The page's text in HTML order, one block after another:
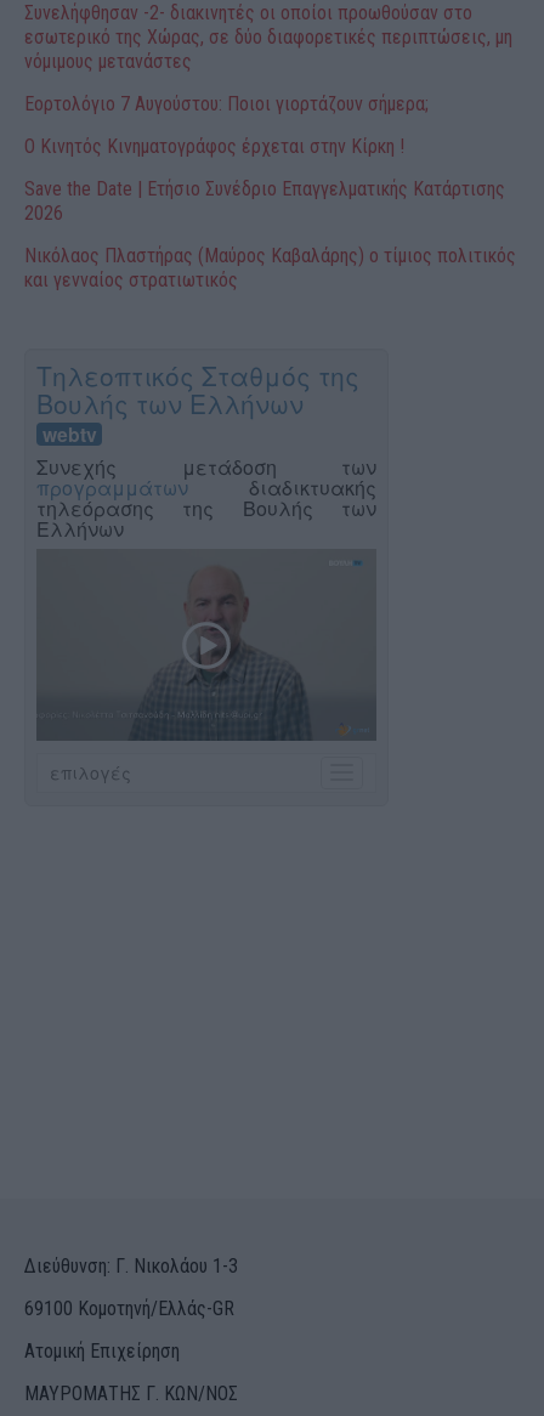
Συνελήφθησαν -2- διακινητές οι οποίοι προωθούσαν στο
εσωτερικό της Χώρας, σε δύο διαφορετικές περιπτώσεις, μη
νόμιμους μετανάστες
Εορτολόγιο 7 Αυγούστου: Ποιοι γιορτάζουν σήμερα;
Ο Κινητός Κινηματογράφος έρχεται στην Κίρκη !
Save the Date | Ετήσιο Συνέδριο Επαγγελματικής Κατάρτισης
2026
Νικόλαος Πλαστήρας (Μαύρος Καβαλάρης) ο τίμιος πολιτικός
και γενναίος στρατιωτικός
Διεύθυνση: Γ. Νικολάου 1-3
69100 Κομοτηνή/Ελλάς-GR
Ατομική Επιχείρηση
ΜΑΥΡΟΜΑΤΗΣ Γ. ΚΩΝ/ΝΟΣ